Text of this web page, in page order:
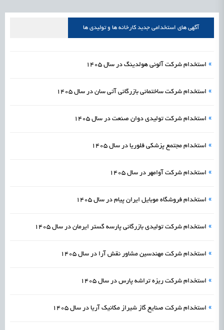
علمی
1405/05/15 اشتغال و کارآفرینی رسیدن مجوز ایجاد «سندباکس» به نهادهای توسعه‌ای و صنفی
آگهی های استخدامی جدید کارخانه ها و تولیدی ها
» استخدام شرکت آلونی هولدینگ در سال 1405
» استخدام شرکت ساختمانی بازرگانی آتی سان در سال 1405
» استخدام شرکت تولیدی دوان صنعت در سال 1405
» استخدام مجتمع پزشکی فلوریا در سال 1405
» استخدام شرکت آوامهر در سال 1405
» استخدام فروشگاه موبایل ایران پیام در سال 1405
» استخدام شرکت تولیدی بازرگانی پارسه گستر ایرمان در سال 1405
» استخدام شرکت مهندسین مشاور نقش آرا در سال 1405
» استخدام شرکت ریزه تراشه پارس در سال 1405
» استخدام شرکت صنایع گاز شیراز مکانیک آریا در سال 1405